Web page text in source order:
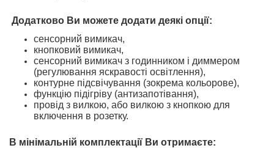
Додатково Ви можете додати деякі опції:
сенсорний вимикач,
кнопковий вимикач,
сенсорний вимикач з годинником і диммером
(регулювання яскравості освітлення),
контурне підсвічування (зокрема кольорове),
функцію підігріву (антизапотівання),
провід з вилкою, або вилкою з кнопкою для
включення в розетку.
В мінімальній комплектації Ви отримаєте: